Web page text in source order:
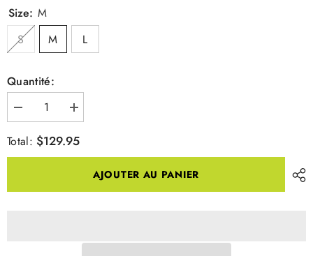
Size: M
S
M L
Quantité:
Diminuer
la
quantité
pour
Augmenter
la
pour
Total: $129.95
AJOUTER AU PANIER